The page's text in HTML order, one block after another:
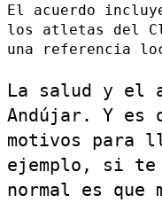
El acuerdo
los atletas del
una referencia
La salud y el
Andújar. Y es
motivos para
ejemplo, si
normal es que